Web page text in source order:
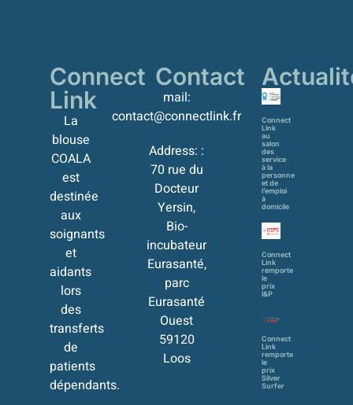
Connect
Link
La
blouse
COALA
est
destinée
aux
soignants
et
aidants
lors
des
transferts
de
patients
dépendants.
Contact
mail:
contact@connectlink.fr
Address: :
70 rue du
Docteur
Yersin,
Bio-
incubateur
Eurasanté,
parc
Eurasanté
Ouest
59120
Loos
Connect
Link
au
salon
des
service
à la
personne
et de
l’emploi
à
domicile
Connect
Link
remporte
le
prix
I&P
Connect
Link
remporte
le
prix
Silver
Surfer